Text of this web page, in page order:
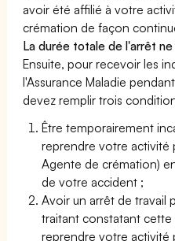
avoir été affilié à votre
crémation de façon
La durée totale de l'arrêt
Ensuite, pour recevoir les
l'Assurance Maladie
devez remplir trois
Être temporairement
reprendre votre activité
Agente de crémation)
de votre accident ;
Avoir un arrêt de travail
traitant constatant cette
reprendre votre activité